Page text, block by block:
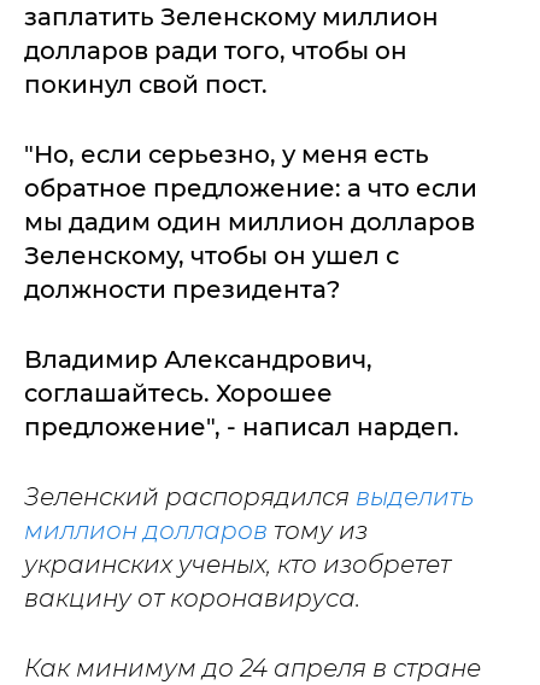
заплатить Зеленскому миллион
долларов ради того, чтобы он
покинул свой пост.
"Но, если серьезно, у меня есть
обратное предложение: а что если
мы дадим один миллион долларов
Зеленскому, чтобы он ушел с
должности президента?
Владимир Александрович,
соглашайтесь. Хорошее
предложение", - написал нардеп.
Зеленский распорядился выделить
миллион долларов тому из
украинских ученых, кто изобретет
вакцину от коронавируса.
Как минимум до 24 апреля в стране